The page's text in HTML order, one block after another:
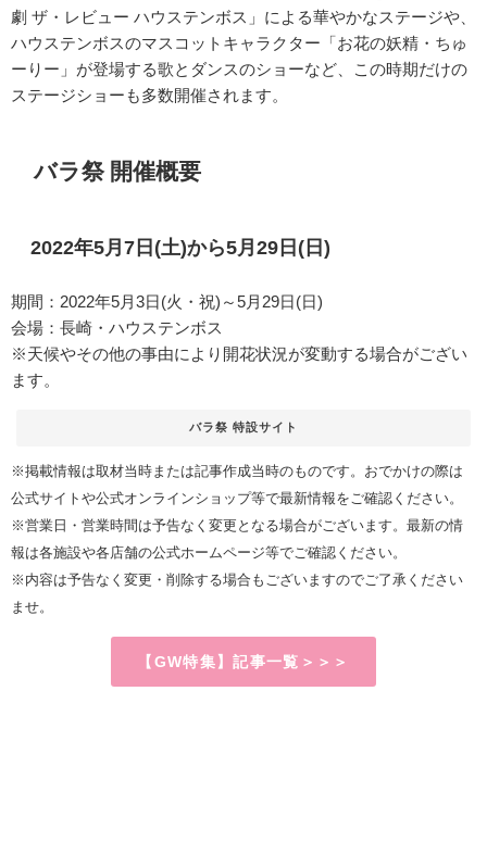
劇 ザ・レビュー ハウステンボス」による華やかなステージや、
ハウステンボスのマスコットキャラクター「お花の妖精・ちゅ
ーりー」が登場する歌とダンスのショーなど、この時期だけの
ステージショーも多数開催されます。
バラ祭 開催概要
2022年5月7日(土)から5月29日(日)
期間：2022年5月3日(火・祝)～5月29日(日)
会場：長崎・ハウステンボス
※天候やその他の事由により開花状況が変動する場合がござい
ます。
バラ祭 特設サイト
※掲載情報は取材当時または記事作成当時のものです。おでかけの際は
公式サイトや公式オンラインショップ等で最新情報をご確認ください。
※営業日・営業時間は予告なく変更となる場合がございます。最新の情
報は各施設や各店舗の公式ホームページ等でご確認ください。
※内容は予告なく変更・削除する場合もございますのでご了承ください
ませ。
【GW特集】記事一覧＞＞＞